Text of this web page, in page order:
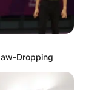
Dropping